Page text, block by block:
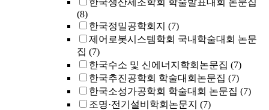
한국생산제조학회 학술발표대회 논문집
(8)
한국정밀공학회지 (7)
제어로봇시스템학회 국내학술대회 논문
집 (7)
한국수소 및 신에너지학회논문집 (7)
한국추진공학회 학술대회논문집 (7)
한국소성가공학회 학술대회 논문집 (7)
조명·전기설비학회논문지 (7)